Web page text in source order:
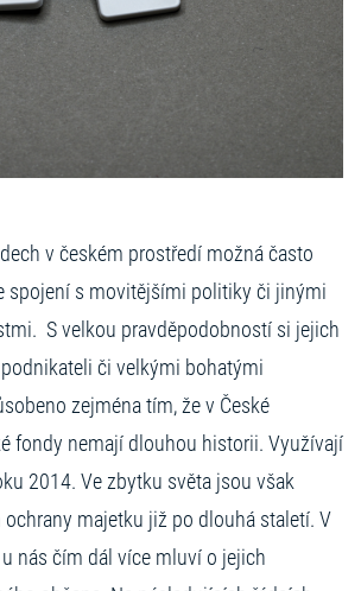
v českém prostředí možná často
spojení s movitějšími politiky či jinými
S velkou pravděpodobností si jejich
či velkými bohatými
zejména tím, že v České
fondy nemají dlouhou historii. Využívají
2014. Ve zbytku světa jsou však
majetku již po dlouhá staletí. V
nás čím dál více mluví o jejich